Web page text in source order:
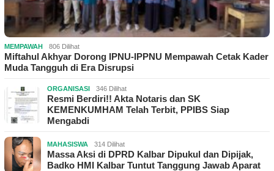
MEMPAWAH 806 Dilihat
Miftahul Akhyar Dorong IPNU-IPPNU Mempawah Cetak Kader
Muda Tangguh di Era Disrupsi
ORGANISASI 346 Dilihat
Resmi Berdiri!! Akta Notaris dan SK
KEMENKUMHAM Telah Terbit, PPIBS Siap
Mengabdi
MAHASISWA 314 Dilihat
Massa Aksi di DPRD Kalbar Dipukul dan Dipijak,
Badko HMI Kalbar Tuntut Tanggung Jawab Aparat